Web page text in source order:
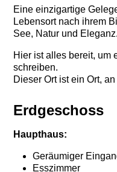
Eine einzigartige
Lebensort nach ihrem
See, Natur und Eleganz.
Hier ist alles bereit, um
schreiben.
Dieser Ort ist ein Ort,
Erdgeschoss
Haupthaus:
Geräumiger
Esszimmer